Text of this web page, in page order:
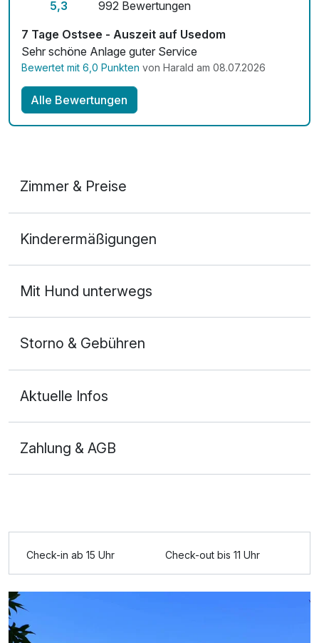
5,3
992 Bewertungen
7 Tage Ostsee - Auszeit auf Usedom
Sehr schöne Anlage guter Service
Bewertet mit 6,0 Punkten von Harald am 08.07.2026
Alle Bewertungen
Zimmer & Preise
2 Erwachsene
Kinderermäßigungen
Mit Hund unterwegs
Storno & Gebühren
Aktuelle Infos
Zahlung & AGB
Check-in ab 15 Uhr Check-out bis 11 Uhr